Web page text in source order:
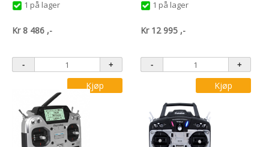
1 på lager
Kr 8 486 ,-
Kjøp
1 på lager
Kr 12 995 ,-
Kjøp